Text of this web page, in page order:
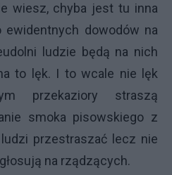
wiesz, chyba jest tu inna
ewidentnych dowodów na
ludzie będą na nich
to lęk. I to wcale nie lęk
przekaziory straszą
smoka pisowskiego z
przestraszać lecz nie
na rządzących.